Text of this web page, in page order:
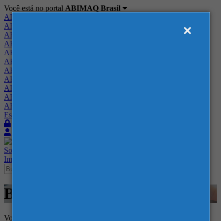
Você está no portal ABIMAQ Brasil
ABIMAQ Brasil
ABIMAQ Minas Gerais
ABIMAQ Norte-Nordeste
ABIMAQ Paraná
ABIMAQ Piracicaba
ABIMAQ Ribeirão Preto
ABIMAQ Rio de Janeiro
ABIMAQ Rio Grande do Sul
ABIMAQ Santa Catarina
ABIMAQ São Paulo
ABIMAQ Vale do Paraíba
Escritório de Relações Governamentais
Sobre
Imprensa
Blog
Voltar